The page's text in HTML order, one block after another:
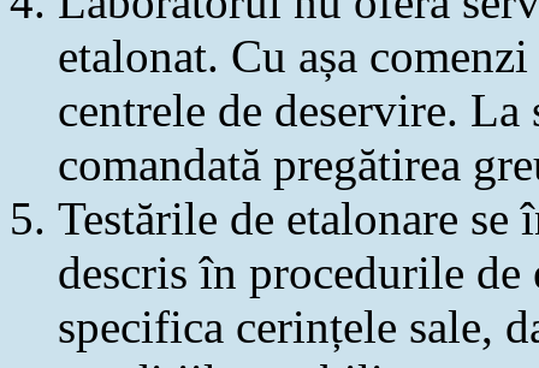
etalonat. Cu așa
centrele de deservire.
comandată pregătirea
Testările de etalonare
descris în procedurile de
specifica cerințele sale,